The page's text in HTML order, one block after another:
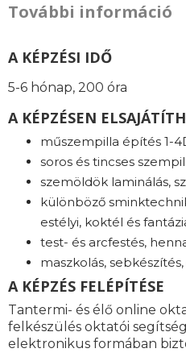
További információ
A KÉPZÉSI IDŐ
5-6 hónap, 200 óra
A KÉPZÉSEN
műszempilla építés 1-
soros és tincses
szemöldök laminálás,
különböző
estélyi, koktél és
test- és arcfestés,
maszkolás,
A KÉPZÉS FELÉPÍTÉSE
Tantermi- és élő online
felkészülés oktatói
elektronikus formában